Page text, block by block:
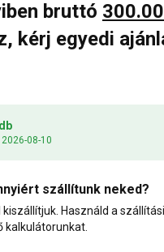
bruttó
kérj egyedi
08-10
szállítunk neked?
Használd a szállítási
kalkulátorunkat.